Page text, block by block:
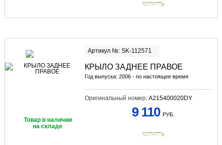
КУПИТЬ
Артикул №: SK-112571
КРЫЛО ЗАДНЕЕ ПРАВОЕ
Год выпуска: 2006 - по настоящее время
Оригинальный номер: A215400020DY
Товар в наличии
на складе
9 110 РУБ.
КУПИТЬ